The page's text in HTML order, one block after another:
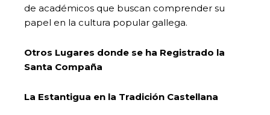
de académicos que buscan comprender su
papel en la cultura popular gallega.
Otros Lugares donde se ha Registrado la
Santa Compaña
La Estantigua en la Tradición Castellana